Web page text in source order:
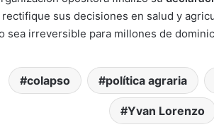
sus decisiones en salud y
sea irreversible para millones de
colapso política agraria
Yvan Lorenzo